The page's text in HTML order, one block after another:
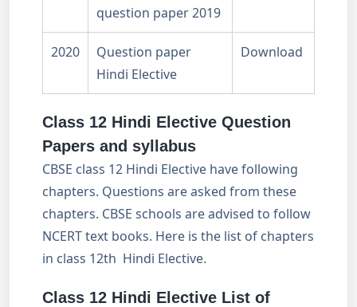
question paper 2019
2020
Question paper
Hindi Elective
Download
Class 12 Hindi Elective Question
Papers and syllabus
CBSE class 12 Hindi Elective have following
chapters. Questions are asked from these
chapters. CBSE schools are advised to follow
NCERT text books. Here is the list of chapters
in class 12th Hindi Elective.
Class 12 Hindi Elective List of